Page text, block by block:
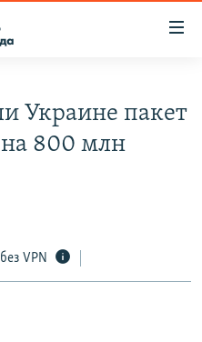
Украине пакет
800 млн
VPN